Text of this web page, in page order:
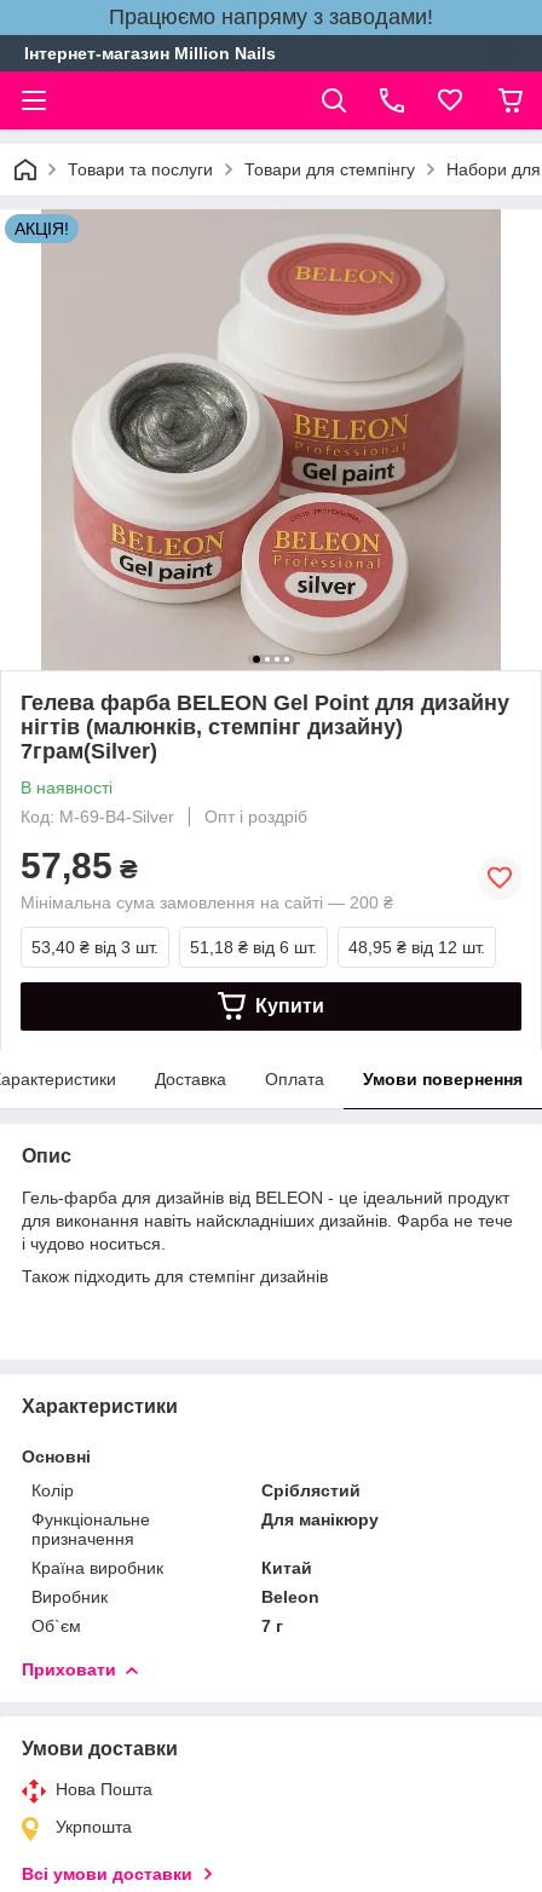
Працюємо напряму з заводами!
Інтернет-магазин Million Nails
Товари та послуги Товари для стемпінгу Набори для
АКЦІЯ!
Гелева фарба BELEON Gel Point для дизайну
нігтів (малюнків, стемпінг дизайну)
7грам(Silver)
В наявності
Код: M-69-B4-Silver
Опт і роздріб
57,85 ₴
Мінімальна сума замовлення на сайті — 200 ₴
53,40 ₴ від 3 шт. 51,18 ₴ від 6 шт. 48,95 ₴ від 12 шт.
Купити
Доставка Оплата Умови повернення
Опис
Гель-фарба для дизайнів від BELEON - це ідеальний продукт
для виконання навіть найскладніших дизайнів. Фарба не тече
і чудово носиться.
Також підходить для стемпінг дизайнів
Характеристики
Основні
Колір
Сріблястий
Функціональне
призначення
Для манікюру
Країна виробник
Китай
Виробник
Beleon
Об`єм
7 г
Приховати
Умови доставки
Нова Пошта
Укрпошта
Всі умови доставки